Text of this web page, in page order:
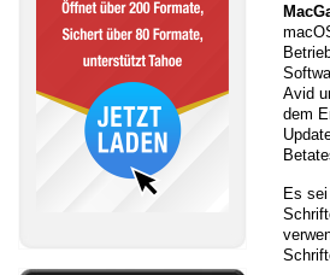
Avid
dem
Es